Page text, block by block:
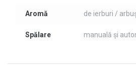
Aromă de ierburi /
Spălare manuală și